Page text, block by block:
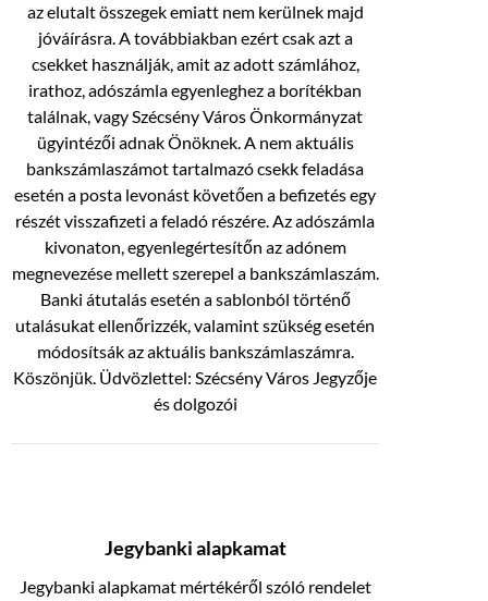
az elutalt összegek emiatt nem kerülnek majd
jóváírásra. A továbbiakban ezért csak azt a
csekket használják, amit az adott számlához,
irathoz, adószámla egyenleghez a borítékban
találnak, vagy Szécsény Város Önkormányzat
ügyintézői adnak Önöknek. A nem aktuális
bankszámlaszámot tartalmazó csekk feladása
esetén a posta levonást követően a befizetés egy
részét visszafizeti a feladó részére. Az adószámla
kivonaton, egyenlegértesítőn az adónem
megnevezése mellett szerepel a bankszámlaszám.
Banki átutalás esetén a sablonból történő
utalásukat ellenőrizzék, valamint szükség esetén
módosítsák az aktuális bankszámlaszámra.
Köszönjük. Üdvözlettel: Szécsény Város Jegyzője
és dolgozói
Jegybanki alapkamat
Jegybanki alapkamat mértékéről szóló rendelet